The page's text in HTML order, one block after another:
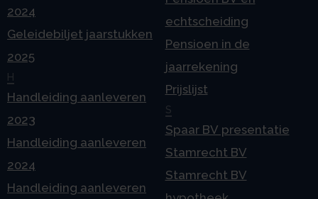
2024
Geleidebiljet jaarstukken
2025
H
Handleiding aanleveren
2023
Handleiding aanleveren
2024
Handleiding aanleveren
echtscheiding
Pensioen in de
jaarrekening
Prijslijst
S
Spaar BV presentatie
Stamrecht BV
Stamrecht BV